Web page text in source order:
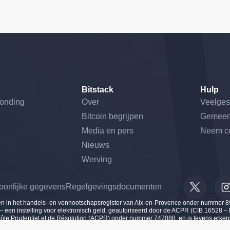
te passen en te beheren, en zorgt ervoor dat aan de regelgeving
Bitstack
Over
Bitcoin begrijpen
Media en pers
Nieuws
Werving
Hulp
Neem
gegevensRegelgevingsdocumenten
in het handels- en vennootschapsregister van Aix-en-Provence onder nummer
instelling voor elektronisch geld, geautoriseerd door de ACPR (CIB 16528 –
Prudentiel et de Résolution (ACPR) onder nummer 747088, en is tevens